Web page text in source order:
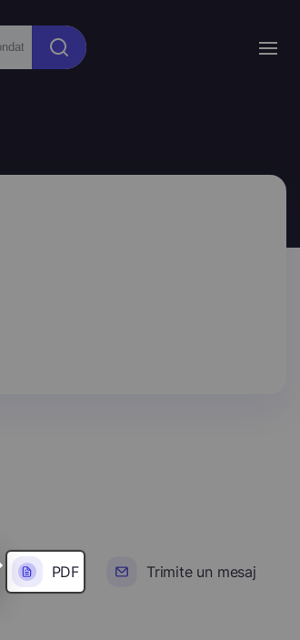
PDF Trimite un mesaj